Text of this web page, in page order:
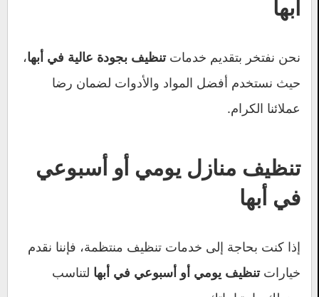
أبها
نحن نفتخر بتقديم خدماتتنظيف بجودة عالية في أبها،
حيث نستخدم أفضل المواد والأدوات لضمان رضا
عملائنا الكرام.
تنظيف منازل يومي أو أسبوعي
في أبها
إذا كنت بحاجة إلى خدمات تنظيف منتظمة، فإننا نقدم
خياراتتنظيف يومي أو أسبوعي في أبها لتناسب